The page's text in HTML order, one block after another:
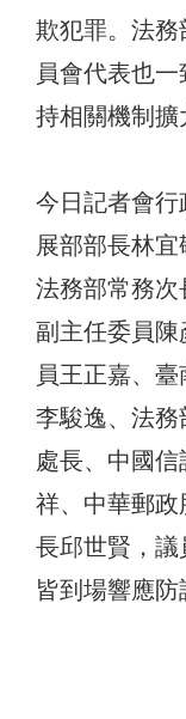
欺犯罪。法
員會代表也
持相關機制擴
今日記者會
展部部長林宜
法務部常務
副主任委員
員王正嘉、
李駿逸、法務
處長、中國
祥、中華郵
長邱世賢，
皆到場響應防